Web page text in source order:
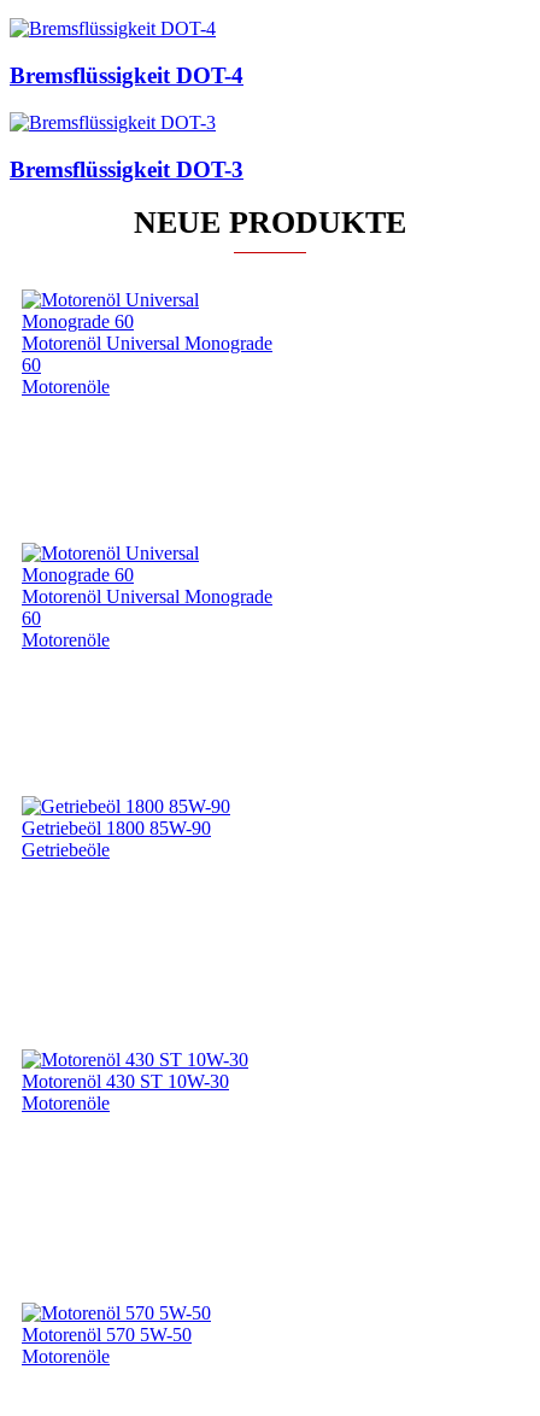
Bremsflüssigkeit DOT-4
Bremsflüssigkeit DOT-3
NEUE PRODUKTE
Motorenöl Universal Monograde
60
Motorenöle
Motorenöl Universal Monograde
60
Motorenöle
Getriebeöl 1800 85W-90
Getriebeöle
Motorenöl 430 ST 10W-30
Motorenöle
Motorenöl 570 5W-50
Motorenöle